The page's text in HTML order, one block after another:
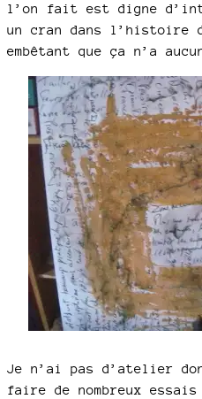
l’on fait est digne
un cran dans l’histoire
embêtant que ça n’a
Je n’ai pas d’atelier
faire de nombreux